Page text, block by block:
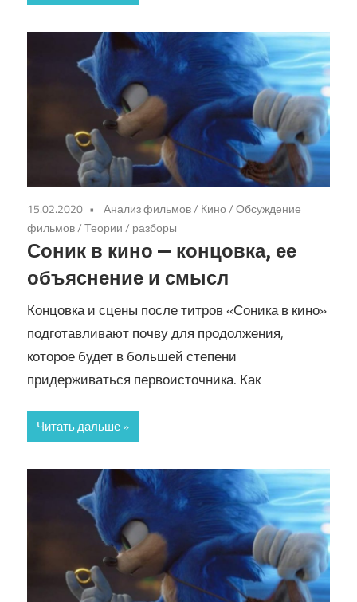
15.02.2020 Анализ фильмов/ Кино/Обсуждение
фильмов/Теории / разборы
Соник в кино — концовка, ее
объяснение и смысл
Концовка и сцены после титров «Соника в кино»
подготавливают почву для продолжения,
которое будет в большей степени
придерживаться первоисточника. Как
Читать дальше